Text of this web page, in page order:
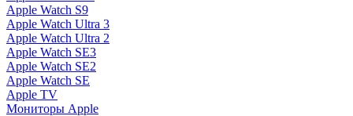
Apple Watch S9
Apple Watch Ultra 3
Apple Watch Ultra 2
Apple Watch SE3
Apple Watch SE2
Apple Watch SE
Apple TV
Мониторы Apple